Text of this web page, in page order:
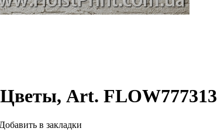
Art. FLOW777313
Добавить в закладки